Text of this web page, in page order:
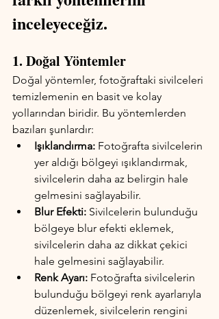
inceleyeceğiz.
1. Doğal Yöntemler
Doğal yöntemler, fotoğraftaki sivilceleri
temizlemenin en basit ve kolay
yollarından biridir. Bu yöntemlerden
bazıları şunlardır:
Işıklandırma: Fotoğrafta sivilcelerin
yer aldığı bölgeyi ışıklandırmak,
sivilcelerin daha az belirgin hale
gelmesini sağlayabilir.
Blur Efekti: Sivilcelerin bulunduğu
bölgeye blur efekti eklemek,
sivilcelerin daha az dikkat çekici
hale gelmesini sağlayabilir.
Renk Ayarı: Fotoğrafta sivilcelerin
bulunduğu bölgeyi renk ayarlarıyla
düzenlemek, sivilcelerin rengini